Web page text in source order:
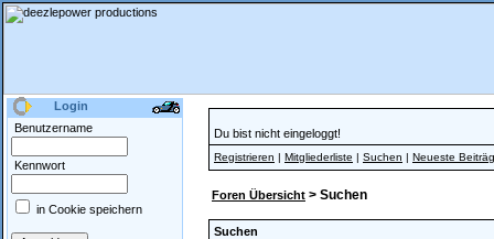
Login
Benutzername
Kennwort
in Cookie speichern
Du bist nicht eingeloggt!
Registrieren | Mitgliederliste | Suchen | Neueste
Foren Übersicht > Suchen
Suchen